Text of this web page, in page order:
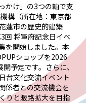
かけ」の3つの軸で支
構（所在地：東京都
蓮市の歴史的建築
回 将軍府記念日イベ
を開始しました。本
ショップを2026
予定です。さらに、
台文化交流イベント
係者との交流機会を
りと販路拡大を目指